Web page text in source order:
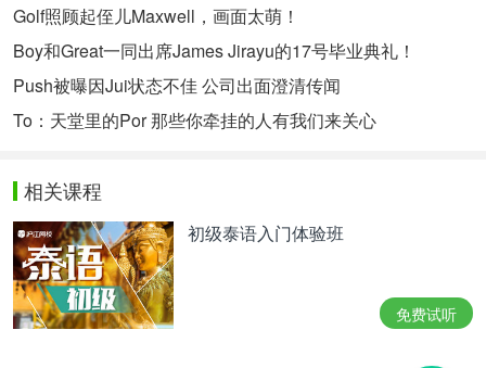
Golf照顾起侄儿Maxwell，画面太萌！
Boy和Great一同出席James Jirayu的17号毕业典礼！
Push被曝因Jui状态不佳 公司出面澄清传闻
To：天堂里的Por 那些你牵挂的人有我们来关心
相关课程
初级泰语入门体验班
免费试听